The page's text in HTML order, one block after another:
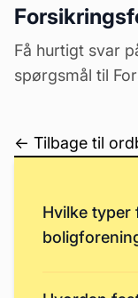
Få hurtigt svar
spørgsmål til
← Tilbage til
Hvilke typer